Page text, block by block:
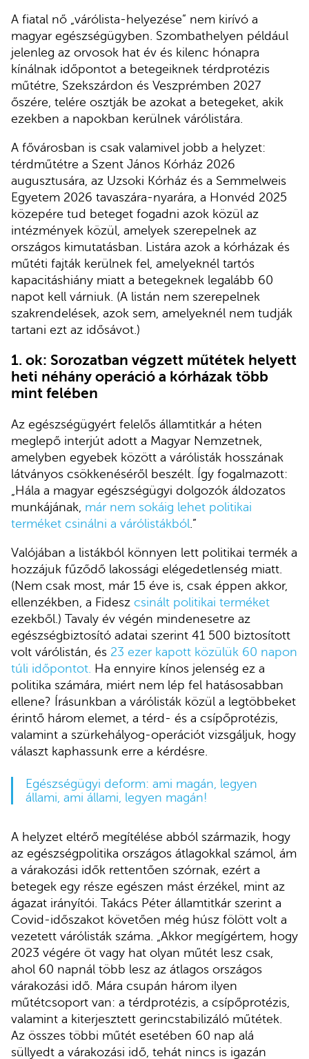
A fiatal nő „várólista-helyezése” nem kirívó a
magyar egészségügyben. Szombathelyen például
jelenleg az orvosok hat év és kilenc hónapra
kínálnak időpontot a betegeiknek térdprotézis
műtétre, Szekszárdon és Veszprémben 2027
őszére, telére osztják be azokat a betegeket, akik
ezekben a napokban kerülnek várólistára.
A fővárosban is csak valamivel jobb a helyzet:
térdműtétre a Szent János Kórház 2026
augusztusára, az Uzsoki Kórház és a Semmelweis
Egyetem 2026 tavaszára-nyarára, a Honvéd 2025
közepére tud beteget fogadni azok közül az
intézmények közül, amelyek szerepelnek az
országos kimutatásban. Listára azok a kórházak és
műtéti fajták kerülnek fel, amelyeknél tartós
kapacitáshiány miatt a betegeknek legalább 60
napot kell várniuk. (A listán nem szerepelnek
szakrendelések, azok sem, amelyeknél nem tudják
tartani ezt az idősávot.)
1. ok: Sorozatban végzett műtétek helyett
heti néhány operáció a kórházak több
mint felében
Az egészségügyért felelős államtitkár a héten
meglepő interjút adott a Magyar Nemzetnek,
amelyben egyebek között a várólisták hosszának
látványos csökkenéséről beszélt. Így fogalmazott:
„Hála a magyar egészségügyi dolgozók áldozatos
munkájának, már nem sokáig lehet politikai
terméket csinálni a várólistákból .”
Valójában a listákból könnyen lett politikai termék a
hozzájuk fűződő lakossági elégedetlenség miatt.
(Nem csak most, már 15 éve is, csak éppen akkor,
ellenzékben, a Fidesz csinált politikai terméket
ezekből.) Tavaly év végén mindenesetre az
egészségbiztosító adatai szerint 41 500 biztosított
volt várólistán, és 23 ezer kapott közülük 60 napon
túli időpontot. Ha ennyire kínos jelenség ez a
politika számára, miért nem lép fel hatásosabban
ellene? Írásunkban a várólisták közül a legtöbbeket
érintő három elemet, a térd- és a csípőprotézis,
valamint a szürkehályog-operációt vizsgáljuk, hogy
választ kaphassunk erre a kérdésre.
Egészségügyi deform: ami magán, legyen
állami, ami állami, legyen magán!
A helyzet eltérő megítélése abból származik, hogy
az egészségpolitika országos átlagokkal számol, ám
a várakozási idők rettentően szórnak, ezért a
betegek egy része egészen mást érzékel, mint az
ágazat irányítói. Takács Péter államtitkár szerint a
Covid-időszakot követően még húsz fölött volt a
vezetett várólisták száma. „Akkor megígértem, hogy
2023 végére öt vagy hat olyan műtét lesz csak,
ahol 60 napnál több lesz az átlagos országos
várakozási idő. Mára csupán három ilyen
műtétcsoport van: a térdprotézis, a csípőprotézis,
valamint a kiterjesztett gerincstabilizáló műtétek.
Az összes többi műtét esetében 60 nap alá
süllyedt a várakozási idő, tehát nincs is igazán